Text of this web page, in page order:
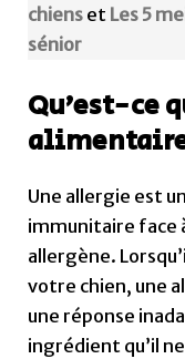
chiens et Les 5
sénior
Qu’est-ce
Une allergie est
immunitaire face
allergène.
votre chien, une
une réponse
ingrédient qu’il